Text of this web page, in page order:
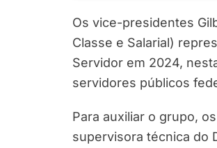
Os vice-presidentes
Classe e Salarial)
Servidor em 2024,
servidores públicos
Para auxiliar o grupo,
supervisora técnica do